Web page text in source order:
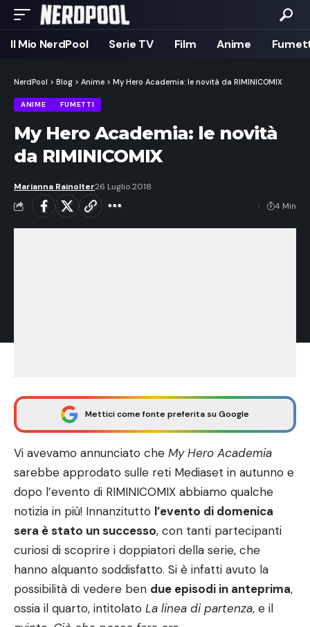
Il Mio NerdPool Serie TV Film Anime
NerdPool > Blog > Anime > My Hero Academia: le novità da RIMINICOMIX
ANIME FUMETTI
My Hero Academia: le novità
da RIMINICOMIX
Marianna Rainolter26 Luglio 2018
4 Min
Mettici come fonte preferita su Google
Vi avevamo annunciato che My Hero Academia
sarebbe approdato sulle reti Mediaset in autunno e
dopo l’evento di RIMINICOMIX abbiamo qualche
notizia in più! Innanzitutto l’evento di domenica
sera è stato un successo, con tanti partecipanti
curiosi di scoprire i doppiatori della serie, che
hanno alquanto soddisfatto. Si è infatti avuto la
possibilità di vedere ben due episodi in anteprima,
ossia il quarto, intitolato La linea di partenza, e il